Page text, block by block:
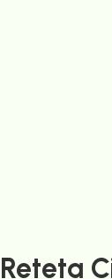
Reteta